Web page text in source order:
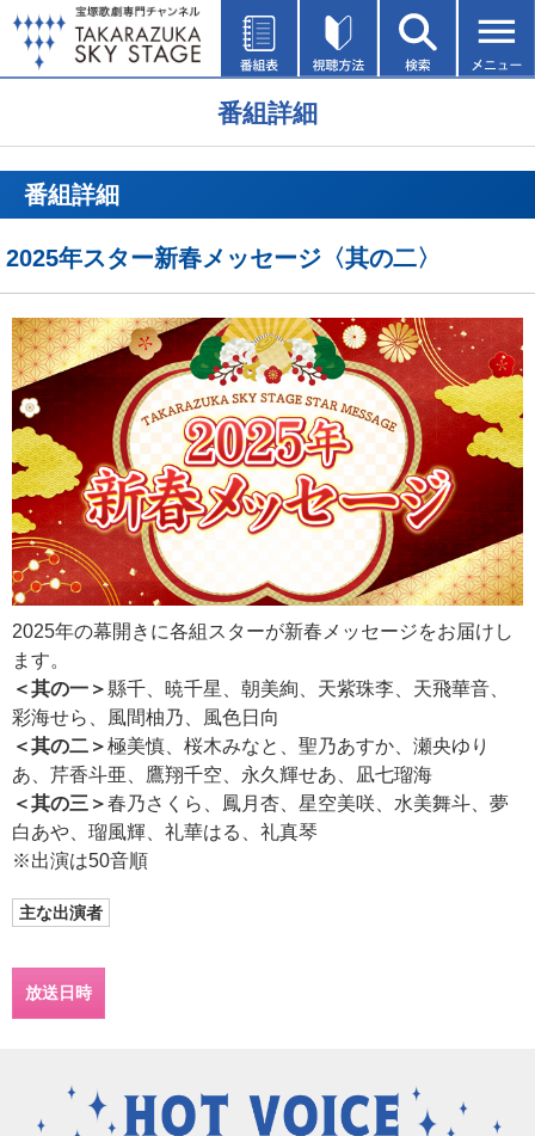
番組詳細
番組詳細
2025年スター新春メッセージ〈其の二〉
2025年の幕開きに各組スターが新春メッセージをお届けし
ます。
＜其の一＞縣千、暁千星、朝美絢、天紫珠李、天飛華音、
彩海せら、風間柚乃、風色日向
＜其の二＞極美慎、桜木みなと、聖乃あすか、瀬央ゆり
あ、芹香斗亜、鷹翔千空、永久輝せあ、凪七瑠海
＜其の三＞春乃さくら、鳳月杏、星空美咲、水美舞斗、夢
白あや、瑠風輝、礼華はる、礼真琴
※出演は50音順
主な出演者
放送日時